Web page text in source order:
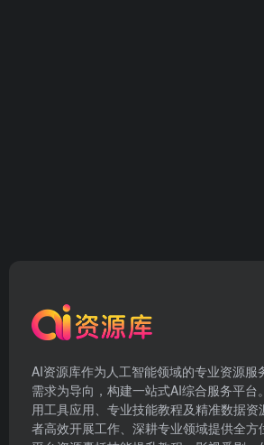
AI资源库作为人工智能领域的专业资源服
需求为导向，构建一站式AI综合服务平台
用工具应用、专业技能教程及精准数据
者高效开展工作、深耕专业领域提供全方